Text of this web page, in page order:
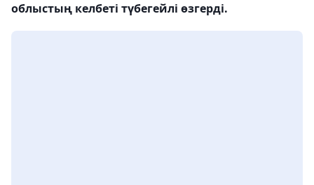
облыстың келбеті түбегейлі өзгерді.